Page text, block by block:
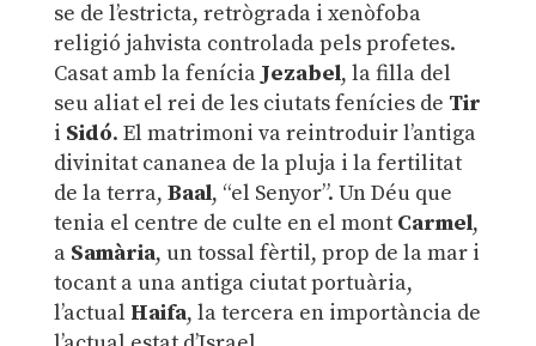
se de l’estricta, retrògrada i xenòfoba
religió jahvista controlada pels profetes.
Casat amb la fenícia Jezabel, la filla del
seu aliat el rei de les ciutats fenícies de Tir
i Sidó. El matrimoni va reintroduir l’antiga
divinitat cananea de la pluja i la fertilitat
de la terra, Baal, “el Senyor”. Un Déu que
tenia el centre de culte en el montCarmel,
a Samària, un tossal fèrtil, prop de la mar i
tocant a una antiga ciutat portuària,
l’actual Haifa, la tercera en importància de